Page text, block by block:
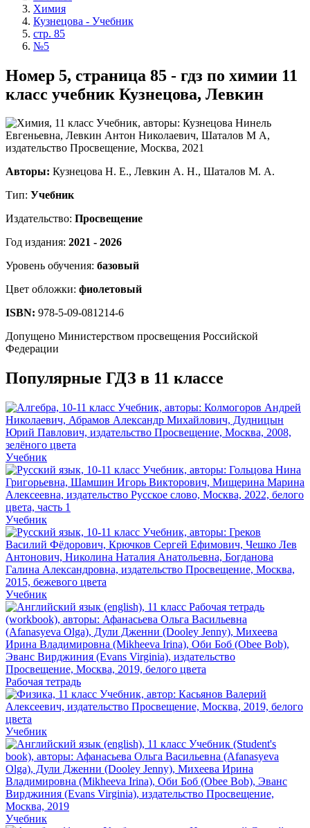
Химия
Кузнецова - Учебник
стр. 85
№5
Номер 5, страница 85 - гдз по химии 11
класс учебник Кузнецова, Левкин
Авторы: Кузнецова Н. Е., Левкин А. Н., Шаталов М. А.
Тип: Учебник
Издательство: Просвещение
Год издания: 2021 - 2026
Уровень обучения: базовый
Цвет обложки: фиолетовый
ISBN: 978-5-09-081214-6
Допущено Министерством просвещения Российской
Федерации
Популярные ГДЗ в 11 классе
Учебник
Учебник
Учебник
Рабочая тетрадь
Учебник
Учебник